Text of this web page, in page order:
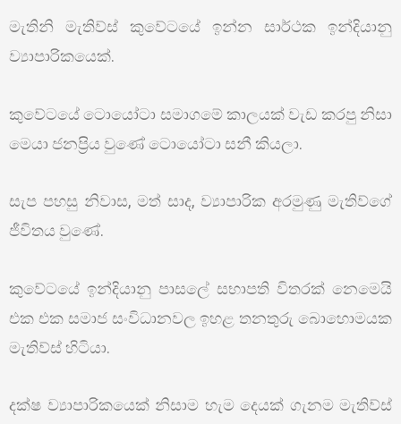
මැතිනි මැතිව්ස් කුවේටයේ ඉන්න සාර්ථක ඉන්දියානු
ව්‍යාපාරිකයෙක්.
කුවේටයේ ටොයෝටා සමාගමේ කාලයක් වැඩ කරපු නිසා
මෙයා ජනප්‍රිය වුණේ ටොයෝටා සනී කියලා.
සැප පහසු නිවාස, මත් සාද, ව්‍යාපාරික අරමුණු මැතිව්ගේ
ජීවිතය වුණේ.
කුවේටයේ ඉන්දියානු පාසලේ සභාපති විතරක් නෙමෙයි
එක එක සමාජ සංවිධානවල ඉහළ තනතුරු බොහොමයක
මැතිව්ස් හිටියා.
දක්ෂ ව්‍යාපාරිකයෙක් නිසාම හැම දෙයක් ගැනම මැතිව්ස්